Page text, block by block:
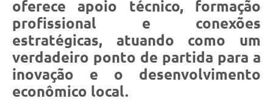
oferece apoio técnico, formação
profissional e conexões
estratégicas, atuando como um
verdadeiro ponto de partida para a
inovação e o desenvolvimento
econômico local.